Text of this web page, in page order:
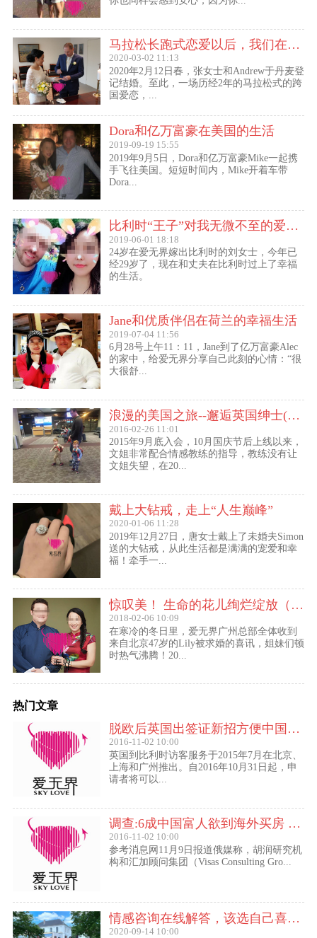
马拉松长跑式恋爱以后，我们在丹麦登记结婚了
2020-03-02 11:13
2020年2月12日春，张女士和Andrew于丹麦登
记结婚。至此，一场历经2年的马拉松式的跨
国爱恋，...
Dora和亿万富豪在美国的生活
2019-09-19 15:55
2019年9月5日，Dora和亿万富豪Mike一起携
手飞往美国。短短时间内，Mike开着车带
Dora...
比利时“王子”对我无微不至的爱（爱无界刘女士的海外生活）
2019-06-01 18:18
24岁在爱无界嫁出比利时的刘女士，今年已
经29岁了，现在和丈夫在比利时过上了幸福
的生活。
Jane和优质伴侣在荷兰的幸福生活
2019-07-04 11:56
6月28号上午11：11，Jane到了亿万富豪Alec
的家中，给爱无界分享自己此刻的心情：“很
大很舒...
浪漫的美国之旅--邂逅英国绅士(文姐与Kent的见面动态）
2016-02-26 11:01
2015年9月底入会，10月国庆节后上线以来，
文姐非常配合情感教练的指导，教练没有让
文姐失望，在20...
戴上大钻戒，走上“人生巅峰”
2020-01-06 11:28
2019年12月27日，唐女士戴上了未婚夫Simon
送的大钻戒，从此生活都是满满的宠爱和幸
福！牵手一...
惊叹美！ 生命的花儿绚烂绽放（47岁的Lily结婚啦！）
2018-02-06 10:09
在寒冷的冬日里，爱无界广州总部全体收到
来自北京47岁的Lily被求婚的喜讯，姐妹们顿
时热气沸腾！20...
热门文章
脱欧后英国出签证新招方便中国访客进入欧盟
2016-11-02 10:00
英国到比利时访客服务于2015年7月在北京、
上海和广州推出。自2016年10月31日起，申
请者将可以...
调查:6成中国富人欲到海外买房 最想移民去美国
2016-11-02 10:00
参考消息网11月9日报道俄媒称，胡润研究机
构和汇加顾问集团（Visas Consulting Gro...
情感咨询在线解答，该选自己喜欢的,还是喜欢自己的？
2020-09-14 10:00